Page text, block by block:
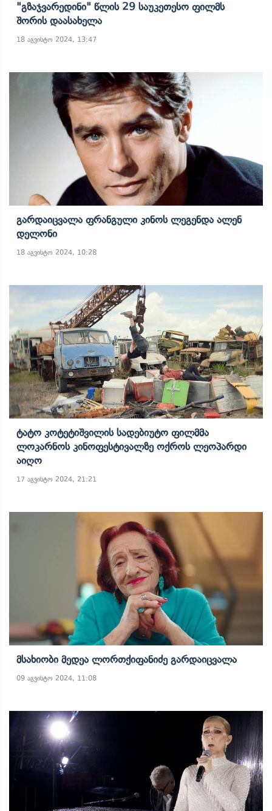
"გზაჯვარედინი" Წლის 29 Საუკეთესო Ფილმს
Შორის Დაასახელა
18 აგვისტო 2024, 13:47
Გარდაიცვალა Ფრანგული Კინოს Ლეგენდა Ალენ
Დელონი
18 აგვისტო 2024, 10:28
Ტატო Კოტეტიშვილის Სადებიუტო Ფილმმა
Ლოკარნოს Კინოფესტივალზე Ოქროს Ლეოპარდი
Აიღო
17 აგვისტო 2024, 21:21
Მსახიობი Მედეა Ლორთქიფანიძე Გარდაიცვალა
09 აგვისტო 2024, 11:08